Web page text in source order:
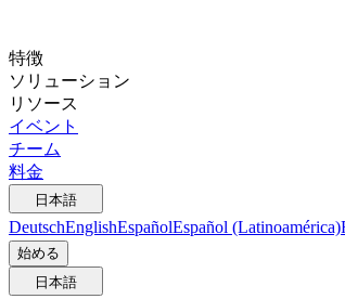
特徴
ソリューション
リソース
イベント
チーム
料金
日本語
DeutschEnglishEspañolEspañol (Latinoamérica)
始める
日本語